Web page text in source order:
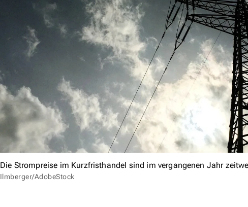
Die Strompreise im Kurzfristhandel sind im vergangenen Jahr
Ilmberger/AdobeStock